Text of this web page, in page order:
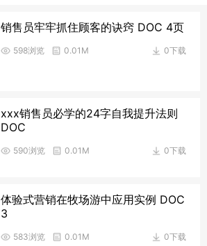
销售员牢牢抓住顾客的诀窍 DOC 4页
0下载
598浏览 0.01M
xxx销售员必学的24字自我提升法则
DOC
0下载
590浏览 0.01M
体验式营销在牧场游中应用实例 DOC
3
0下载
583浏览 0.01M